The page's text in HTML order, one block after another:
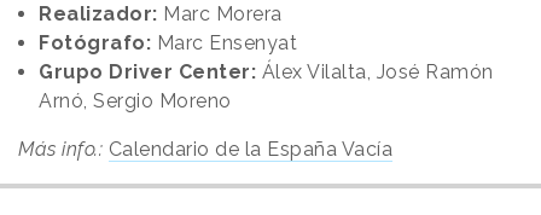
Realizador: Marc Morera
Fotógrafo: Marc Ensenyat
Grupo Driver Center: Álex Vilalta, José Ramón
Arnó, Sergio Moreno
Más info.: Calendario de la España Vacía